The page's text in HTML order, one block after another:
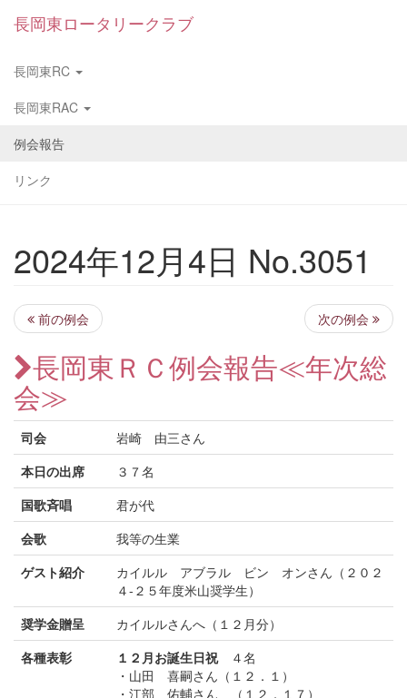
長岡東ロータリークラブ
長岡東RC
長岡東RAC
例会報告
リンク
2024年12月4日 No.3051
前の例会 次の例会
長岡東ＲＣ例会報告≪年次総
会≫
司会
岩崎 由三さん
本日の出席
３７名
国歌斉唱
君が代
会歌
我等の生業
ゲスト紹介
カイルル アブラル ビン オンさん（２０２
４-２５年度米山奨学生）
奨学金贈呈
カイルルさんへ（１２月分）
各種表彰
１２月お誕生日祝４名
・山田 喜嗣さん（１２．１）
・江部 佑輔さん （１２．１７）